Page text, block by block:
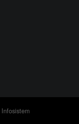
Infosistem